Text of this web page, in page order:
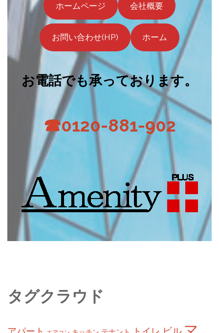
ホームページ 会社概要
お問い合わせ(HP) ホーム
お電話でも承っております。
☎0120-881-902
タグクラウド